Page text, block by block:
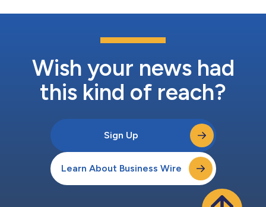
Wish your news had
this kind of reach?
Sign Up
Learn About Business Wire